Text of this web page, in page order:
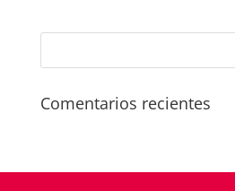
Comentarios recientes